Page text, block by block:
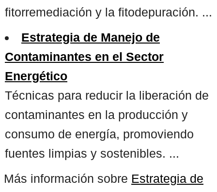
fitorremediación y la fitodepuración. ...
Estrategia de Manejo de
Contaminantes en el Sector
Energético
Técnicas para reducir la liberación de
contaminantes en la producción y
consumo de energía, promoviendo
fuentes limpias y sostenibles. ...
Más información sobre Estrategia de